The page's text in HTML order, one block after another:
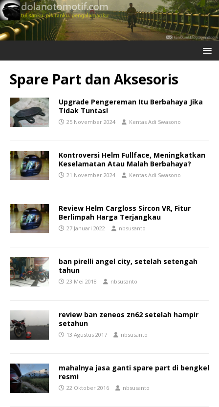
Spare Part dan Aksesoris
Upgrade Pengereman Itu Berbahaya Jika
Tidak Tuntas!
25 November 2024 Kentas Adi Swasono
Kontroversi Helm Fullface, Meningkatkan
Keselamatan Atau Malah Berbahaya?
21 November 2024 Kentas Adi Swasono
Review Helm Cargloss Sircon VR, Fitur
Berlimpah Harga Terjangkau
27 Januari 2022 nbsusanto
ban pirelli angel city, setelah setengah
tahun
23 Mei 2018 nbsusanto
review ban zeneos zn62 setelah hampir
setahun
13 Agustus 2017 nbsusanto
mahalnya jasa ganti spare part di bengkel
resmi
22 Oktober 2016 nbsusanto